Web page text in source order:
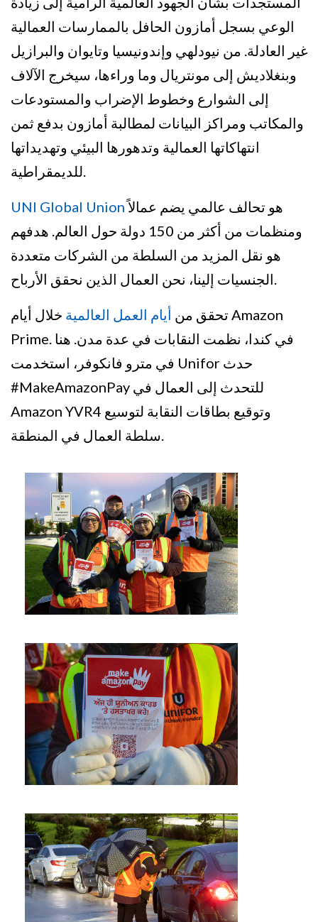
الوعي بسجل أمازون الحافل بالممارسات العمالية
غير العادلة. من نيودلهي وإندونيسيا وتايوان والبرازيل
وبنغلاديش إلى مونتريال وما وراءها، سيخرج الآلاف
إلى الشوارع وخطوط الإضراب والمستودعات
والمكاتب ومراكز البيانات لمطالبة أمازون بدفع ثمن
انتهاكاتها العمالية وتدهورها البيئي وتهديداتها
للديمقراطية.
UNI Global Unionهو تحالف عالمي يضم عمالاً
ومنظمات من أكثر من 150 دولة حول العالم. هدفهم
هو نقل المزيد من السلطة من الشركات متعددة
الجنسيات إلينا، نحن العمال الذين نحقق الأرباح.
تحقق من أيام العمل العالمية خلال أيام Amazon
Prime. في كندا، نظمت النقابات في عدة مدن. هنا
في مترو فانكوفر، استخدمت Unifor حدث
#MakeAmazonPay للتحدث إلى العمال في
Amazon YVR4 وتوقيع بطاقات النقابة لتوسيع
سلطة العمال في المنطقة.